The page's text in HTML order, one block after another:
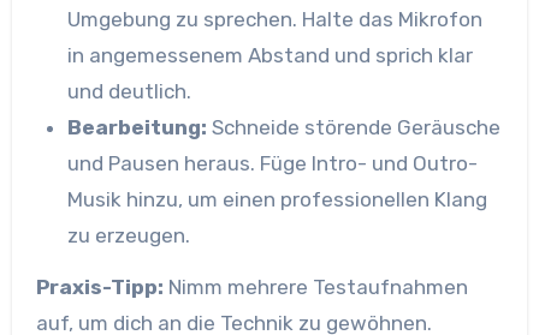
Umgebung zu sprechen. Halte das Mikrofon
in angemessenem Abstand und sprich klar
und deutlich.
Bearbeitung: Schneide störende Geräusche
und Pausen heraus. Füge Intro- und Outro-
Musik hinzu, um einen professionellen Klang
zu erzeugen.
Praxis-Tipp: Nimm mehrere Testaufnahmen
auf, um dich an die Technik zu gewöhnen.